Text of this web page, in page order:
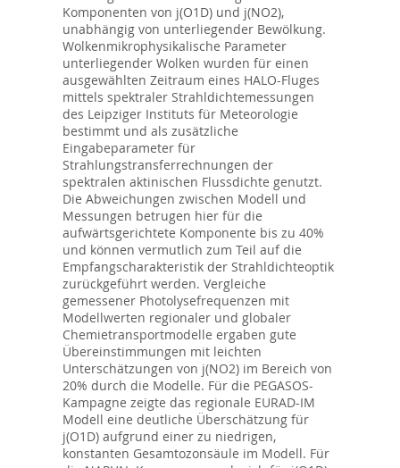
Komponenten von j(O1D) und j(NO2),
unabhängig von unterliegender Bewölkung.
Wolkenmikrophysikalische Parameter
unterliegender Wolken wurden für einen
ausgewählten Zeitraum eines HALO-Fluges
mittels spektraler Strahldichtemessungen
des Leipziger Instituts für Meteorologie
bestimmt und als zusätzliche
Eingabeparameter für
Strahlungstransferrechnungen der
spektralen aktinischen Flussdichte genutzt.
Die Abweichungen zwischen Modell und
Messungen betrugen hier für die
aufwärtsgerichtete Komponente bis zu 40%
und können vermutlich zum Teil auf die
Empfangscharakteristik der Strahldichteoptik
zurückgeführt werden. Vergleiche
gemessener Photolysefrequenzen mit
Modellwerten regionaler und globaler
Chemietransportmodelle ergaben gute
Übereinstimmungen mit leichten
Unterschätzungen von j(NO2) im Bereich von
20% durch die Modelle. Für die PEGASOS-
Kampagne zeigte das regionale EURAD-IM
Modell eine deutliche Überschätzung für
j(O1D) aufgrund einer zu niedrigen,
konstanten Gesamtozonsäule im Modell. Für